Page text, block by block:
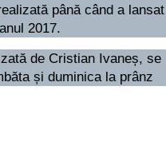
până când a
2017.
de Cristian Ivaneș, se
și duminica la prânz